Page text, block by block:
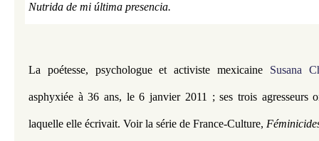
Nutrida de mi última presencia.
La poétesse, psychologue et activiste mexicaine Susana
asphyxiée à 36 ans, le 6 janvier 2011 ; ses trois agresseurs
laquelle elle écrivait. Voir la série de France-Culture,